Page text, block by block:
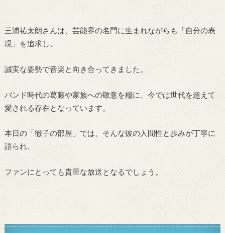
三浦祐太朗さんは、芸能界の名門に生まれながらも「自分の表
現」を追求し、
誠実な姿勢で音楽と向き合ってきました。
バンド時代の葛藤や家族への敬意を糧に、今では世代を超えて
愛される存在となっています。
本日の「徹子の部屋」では、そんな彼の人間性と歩みが丁寧に
語られ、
ファンにとっても貴重な放送となるでしょう。